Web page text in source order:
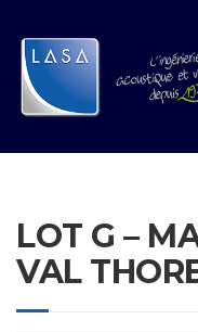
LOT G –
VAL